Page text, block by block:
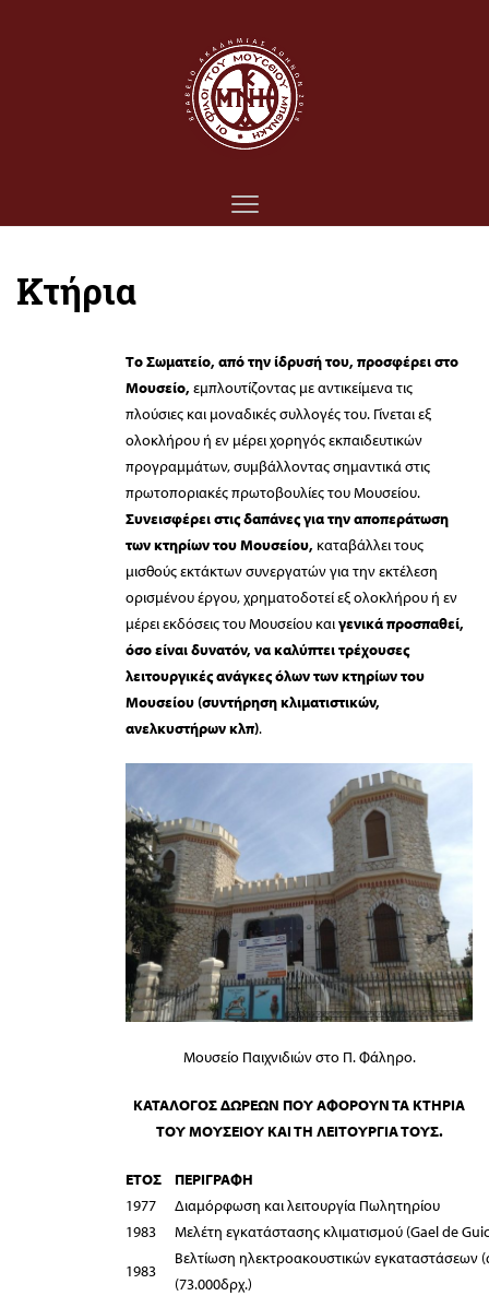
Κτήρια
Το Σωματείο, από την ίδρυσή του, προσφέρει στο
Μουσείο, εμπλουτίζοντας με αντικείμενα τις
πλούσιες και μοναδικές συλλογές του. Γίνεται εξ
ολοκλήρου ή εν μέρει χορηγός εκπαιδευτικών
προγραμμάτων, συμβάλλοντας σημαντικά στις
πρωτοποριακές πρωτοβουλίες του Μουσείου.
Συνεισφέρει στις δαπάνες για την αποπεράτωση
των κτηρίων του Μουσείου, καταβάλλει τους
μισθούς εκτάκτων συνεργατών για την εκτέλεση
ορισμένου έργου, χρηματοδοτεί εξ ολοκλήρου ή εν
μέρει εκδόσεις του Μουσείου καιγενικά προσπαθεί,
όσο είναι δυνατόν, να καλύπτει τρέχουσες
λειτουργικές ανάγκες όλων των κτηρίων του
Μουσείου (συντήρηση κλιματιστικών,
ανελκυστήρων κλπ).
Μουσείο Παιχνιδιών στο Π. Φάληρο.
ΚΑΤΑΛΟΓΟΣ ΔΩΡΕΩΝ ΠΟΥ ΑΦΟΡΟΥΝ ΤΑ ΚΤΗΡΙΑ
ΤΟΥ ΜΟΥΣΕΙΟΥ ΚΑΙ ΤΗ ΛΕΙΤΟΥΡΓΙΑ ΤΟΥΣ.
ΕΤΟΣ
ΠΕΡΙΓΡΑΦΗ
1977
Διαμόρφωση και λειτουργία Πωλητηρίου
1983
Μελέτη εγκατάστασης κλιματισμού (Gael de
1983
Βελτίωση ηλεκτροακουστικών εγκαταστάσεων
(73.000δρχ.)